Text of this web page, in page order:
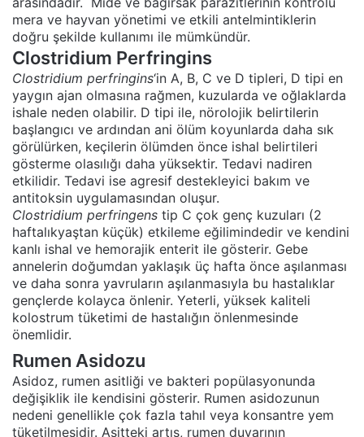
mera ve hayvan yönetimi ve etkili antelmintiklerin
doğru şekilde kullanımı ile mümkündür.
Clostridium Perfringins
Clostridium perfringins‘in A, B, C ve D tipleri, D tipi en
yaygın ajan olmasına rağmen, kuzularda ve oğlaklarda
ishale neden olabilir. D tipi ile, nörolojik belirtilerin
başlangıcı ve ardından ani ölüm koyunlarda daha sık
görülürken, keçilerin ölümden önce ishal belirtileri
gösterme olasılığı daha yüksektir. Tedavi nadiren
etkilidir. Tedavi ise agresif destekleyici bakım ve
antitoksin uygulamasından oluşur.
Clostridium perfringens tip C çok genç kuzuları (2
haftalıkyaştan küçük) etkileme eğilimindedir ve kendini
kanlı ishal ve hemorajik enterit ile gösterir. Gebe
annelerin doğumdan yaklaşık üç hafta önce aşılanması
ve daha sonra yavruların aşılanmasıyla bu hastalıklar
gençlerde kolayca önlenir. Yeterli, yüksek kaliteli
kolostrum tüketimi de hastalığın önlenmesinde
önemlidir.
Rumen Asidozu
Asidoz, rumen asitliği ve bakteri popülasyonunda
değişiklik ile kendisini gösterir. Rumen asidozunun
nedeni genellikle çok fazla tahıl veya konsantre yem
tüketilmesidir. Asitteki artış, rumen duvarının